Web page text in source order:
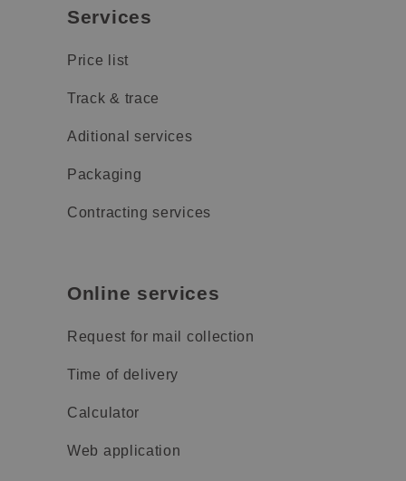
Services
Price list
Track & trace
Aditional services
Packaging
Contracting services
Online services
Request for mail collection
Time of delivery
Calculator
Web application